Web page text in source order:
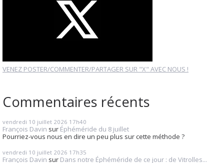
VENEZ POSTER/COMMENTER/PARTAGER SUR "X" AVEC NOUS !
Commentaires récents
vendredi 10 juillet 2026 17h40
François Davin sur Éphéméride du 8 juillet
Pourriez-vous nous en dire un peu plus sur cette méthode ?
vendredi 10 juillet 2026 17h35
François Davin sur Dans notre Éphéméride de ce jour : de Vitrolles...